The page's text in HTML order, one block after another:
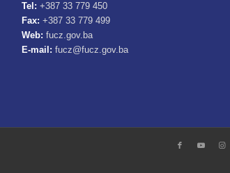
Tel: +387 33 779 450
Fax: +387 33 779 499
Web: fucz.gov.ba
E-mail: fucz@fucz.gov.ba